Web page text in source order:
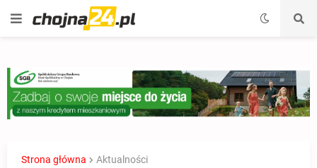
Strona główna Aktualności